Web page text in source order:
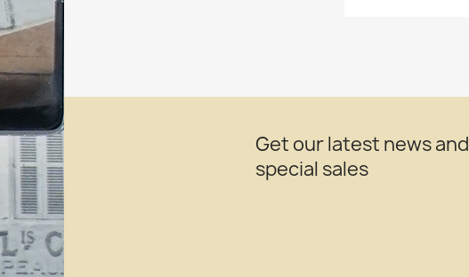
Get our latest news and
special sales